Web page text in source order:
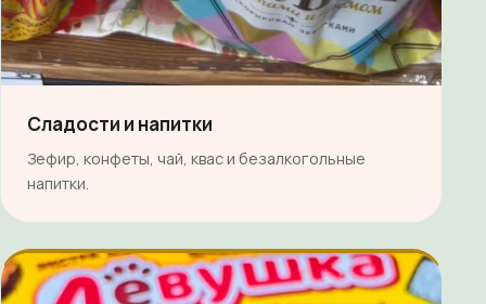
Сладости и напитки
Зефир, конфеты, чай, квас и безалкогольные
напитки.